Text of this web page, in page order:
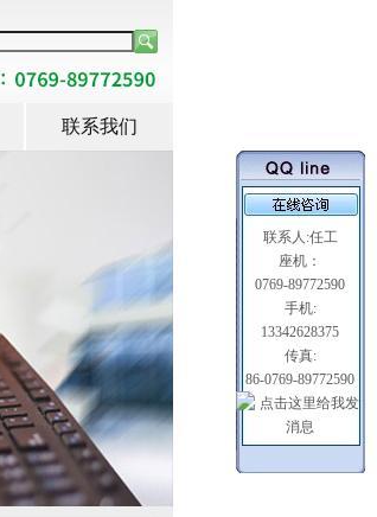
联系我们
联系人:任工
座机：
0769-89772590
手机:
13342628375
传真:
86-0769-89772590